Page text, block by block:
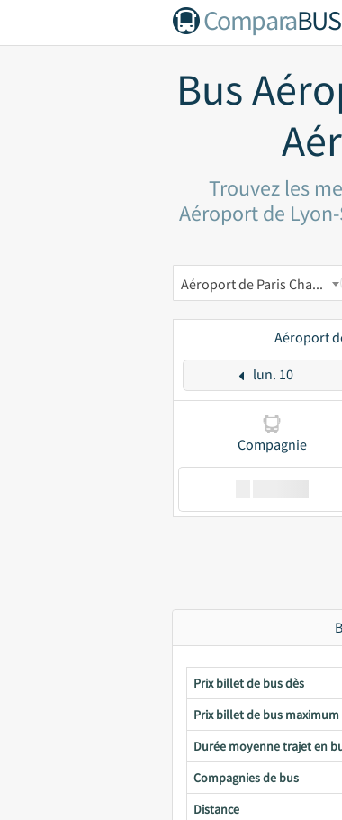
ComparaBUS
Bus
Trouvez les
Aéroport de
Aéroport de Paris Charles-de-Gaulle CDG
Aéroport
lun. 10
Compagnie
Prix billet de bus dès
Prix billet de bus maximum
Durée moyenne trajet en
Compagnies de bus
Distance